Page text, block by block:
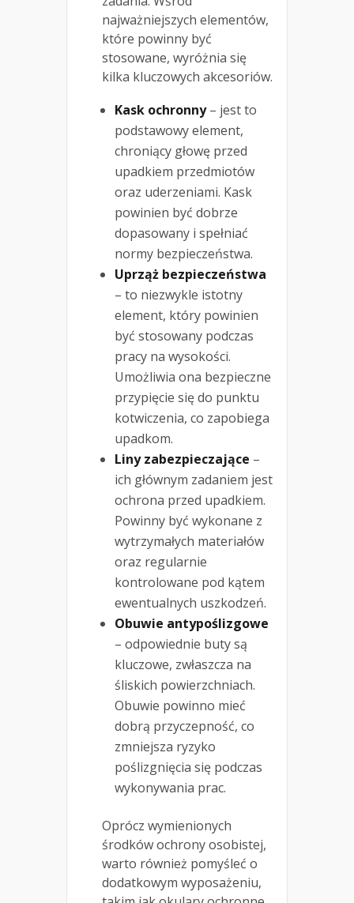
najważniejszych elementów,
które powinny być
stosowane, wyróżnia się
kilka kluczowych akcesoriów.
Kask ochronny– jest to
podstawowy element,
chroniący głowę przed
upadkiem przedmiotów
oraz uderzeniami. Kask
powinien być dobrze
dopasowany i spełniać
normy bezpieczeństwa.
Uprząż bezpieczeństwa
– to niezwykle istotny
element, który powinien
być stosowany podczas
pracy na wysokości.
Umożliwia ona bezpieczne
przypięcie się do punktu
kotwiczenia, co zapobiega
upadkom.
Liny zabezpieczające –
ich głównym zadaniem jest
ochrona przed upadkiem.
Powinny być wykonane z
wytrzymałych materiałów
oraz regularnie
kontrolowane pod kątem
ewentualnych uszkodzeń.
Obuwie antypoślizgowe
– odpowiednie buty są
kluczowe, zwłaszcza na
śliskich powierzchniach.
Obuwie powinno mieć
dobrą przyczepność, co
zmniejsza ryzyko
poślizgnięcia się podczas
wykonywania prac.
Oprócz wymienionych
środków ochrony osobistej,
warto również pomyśleć o
dodatkowym wyposażeniu,